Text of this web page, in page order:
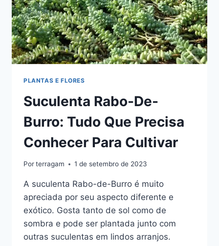
PLANTAS E FLORES
Suculenta Rabo-De-
Burro: Tudo Que Precisa
Conhecer Para Cultivar
Porterragam 1 de setembro de 2023
A suculenta Rabo-de-Burro é muito
apreciada por seu aspecto diferente e
exótico. Gosta tanto de sol como de
sombra e pode ser plantada junto com
outras suculentas em lindos arranjos.